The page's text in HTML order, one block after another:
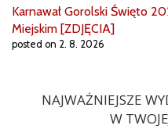
Karnawał Gorolski Święto
Miejskim [ZDJĘCIA]
posted on 2. 8. 2026
NAJWAŻNIEJSZE
W